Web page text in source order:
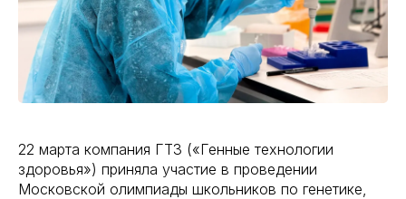
22 марта компания ГТЗ («Генные технологии
здоровья») приняла участие в проведении
Московской олимпиады школьников по генетике,